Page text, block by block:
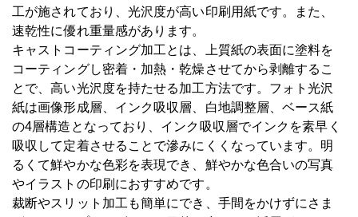
工が施されており、光沢度が高い印刷用紙です。また、
速乾性に優れ重量感があります。
キャストコーティング加工とは、上質紙の表面に塗料を
コーティングし密着・加熱・乾燥させてから剥離するこ
とで、高い光沢度を持たせる加工方法です。フォト光沢
紙は画像形成層、インク吸収層、白地調整層、ベース紙
の4層構造となっており、インク吸収層でインクを素早く
吸収して定着させることで滲みにくくなっています。明
るくて鮮やかな色彩を表現でき、鮮やかな色合いの写真
やイラストの印刷におすすめです。
裁断やスリット加工も簡単にでき、手間をかけずにさま